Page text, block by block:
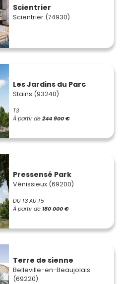
Scientrier
Scientrier (74930)
Les Jardins du Parc
Stains (93240)
T3
À partir de244 900 €
Pressensé Park
Vénissieux (69200)
DU T3 AU T5
À partir de 180 000 €
Terre de sienne
Belleville-en-Beaujolais
(69220)